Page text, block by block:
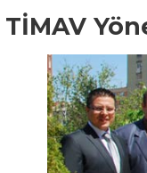
TİMAV